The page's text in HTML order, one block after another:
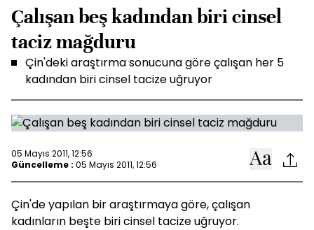
Çalışan beş kadından biri cinsel
taciz mağduru
Çin'deki araştırma sonucuna göre çalışan her 5
kadından biri cinsel tacize uğruyor
05 Mayıs 2011, 12:56
Güncelleme : 05 Mayıs 2011, 12:56
Çin'de yapılan bir araştırmaya göre, çalışan
kadınların beşte biri cinsel tacize uğruyor.